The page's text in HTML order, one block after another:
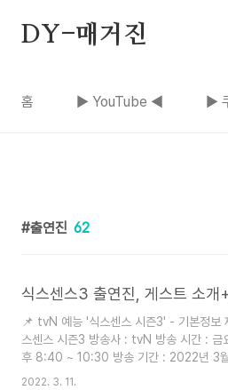
DY-매거진
홈 ▶ YouTube ◀ ▶
출연진 62
📌 tvN 예능 '식스센스 시즌3' - 기본정보
스센스 시즌3 방송사 : tvN 방송 시간 : 금
후 8:40 ~ 10:30 방송 기간 : 2022년 3
~ 12부작 연출 : 정철민 (前 SBS 런닝맨과
2022. 3. 11.